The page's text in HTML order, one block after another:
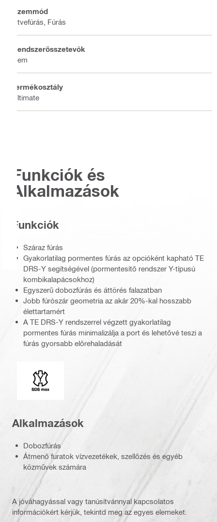
Üzemmód
Ütvefúrás, Fúrás
Rendszerösszetevők
Nem
Termékosztály
Ultimate
Funkciók és
Alkalmazások
Funkciók
Száraz fúrás
Gyakorlatilag pormentes fúrás az opcióként kapható TE
DRS-Y segítségével (pormentesítő rendszer Y-típusú
kombikalapácsokhoz)
Egyszerű dobozfúrás és áttörés falazatban
Jobb fúrószár geometria az akár 20%-kal hosszabb
élettartamért
A TE DRS-Y rendszerrel végzett gyakorlatilag
pormentes fúrás minimalizálja a port és lehetővé teszi a
fúrás gyorsabb előrehaladását
Csatlakozóvég
Alkalmazások
Dobozfúrás
Átmenő furatok vízvezetékek, szellőzés és egyéb
közművek számára
A jóváhagyással vagy tanúsítvánnyal kapcsolatos
információkért kérjük, tekintd meg az egyes elemeket.